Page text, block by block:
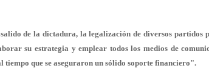
de la dictadura, la legalización de diversos
su estrategia y emplear todos los medios de
tiempo que se aseguraron un sólido soporte financiero".